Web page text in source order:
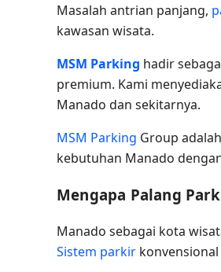
Masalah antrian panjang,
kawasan wisata.
MSM Parking hadir
premium. Kami
Manado dan sekitarnya.
MSM Parking Group
kebutuhan Manado
Mengapa Palang
Manado sebagai kota
Sistem parkir